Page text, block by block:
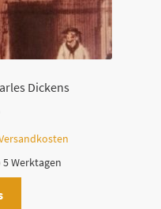
Dickens
Werktagen